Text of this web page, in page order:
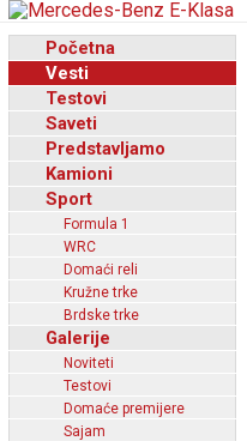
Početna
Vesti
Testovi
Saveti
Predstavljamo
Kamioni
Sport
Formula 1
WRC
Domaći reli
Kružne trke
Brdske trke
Galerije
Noviteti
Testovi
Domaće premijere
Sajam